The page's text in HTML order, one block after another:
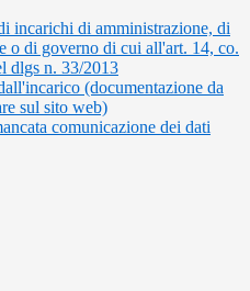
incarichi di amministrazione, di
o di governo di cui all'art. 14, co.
dlgs n. 33/2013
(documentazione da
sul sito web)
comunicazione dei dati